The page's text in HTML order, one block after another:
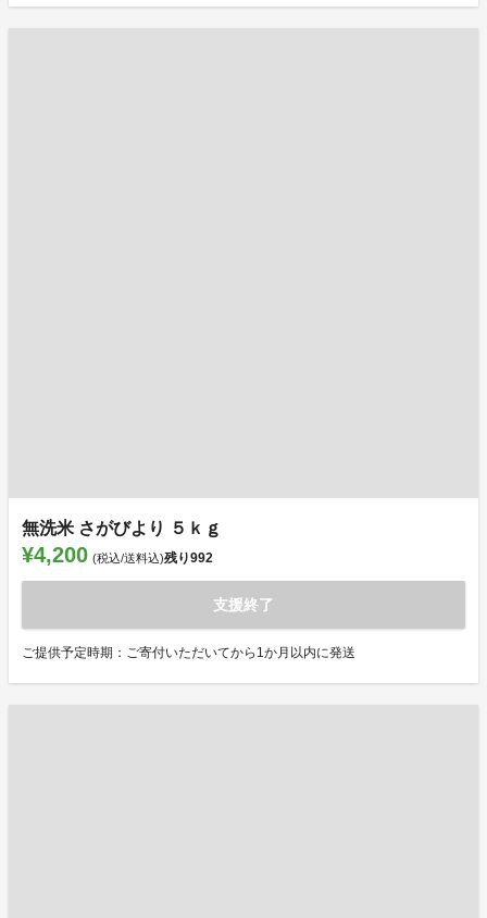
無洗米 さがびより ５ｋｇ
¥4,200 (税込/送料込)残り992
支援終了
ご提供予定時期：ご寄付いただいてから1か月以内に発送